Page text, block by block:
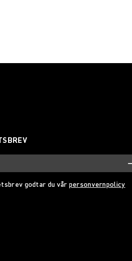
godtar du vår personvernpolicy